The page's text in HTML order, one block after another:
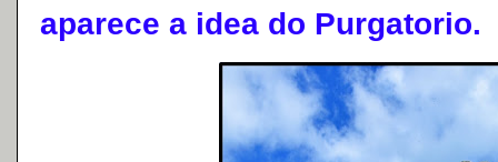
aparece a idea do Purgatorio.